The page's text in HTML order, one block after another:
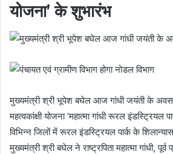
योजना’ के शुभारंभ
मुख्यमंत्री श्री भूपेश बघेल आज गांधी जयंती के
महत्वकांक्षी योजना ‘महात्मा गांधी रूरल इंडस्ट्रियल
विभिन्न जिलों में रूरल इंडस्ट्रियल पार्क के
मुख्यमंत्री श्री बघेल ने राष्ट्रपिता महात्मा गांधी, पूर्व